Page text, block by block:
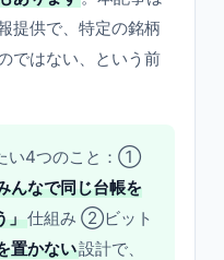
提供で、特定の銘柄
ではない、という前
い4つのこと：①
んなで同じ台帳を
」仕組み ②ビット
置かない設計で、